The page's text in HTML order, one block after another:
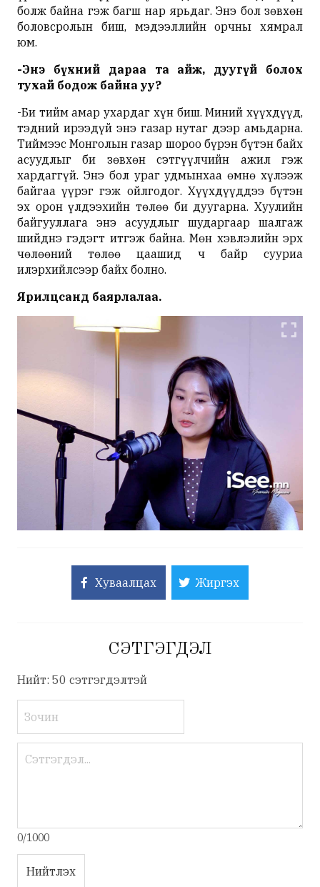
болж байна гэж багш нар ярьдаг. Энэ бол зөвхөн
боловсролын биш, мэдээллийн орчны хямрал
юм.
-Энэ бүхний дараа та айж, дуугүй болох
тухай бодож байна уу?
-Би тийм амар ухардаг хүн биш. Миний хүүхдүүд,
тэдний ирээдүй энэ газар нутаг дээр амьдарна.
Тиймээс Монголын газар шороо бүрэн бүтэн байх
асуудлыг би зөвхөн сэтгүүлчийн ажил гэж
хардаггүй. Энэ бол ураг удмынхаа өмнө хүлээж
байгаа үүрэг гэж ойлгодог. Хүүхдүүддээ бүтэн
эх орон үлдээхийн төлөө би дуугарна. Хуулийн
байгууллага энэ асуудлыг шударгаар шалгаж
шийднэ гэдэгт итгэж байна. Мөн хэвлэлийн эрх
чөлөөний төлөө цаашид ч байр сууриа
илэрхийлсээр байх болно.
Ярилцсанд баярлалаа.
Хуваалцах Жиргэх
СЭТГЭГДЭЛ
Нийт: 50 сэтгэгдэлтэй
0/1000
Нийтлэх